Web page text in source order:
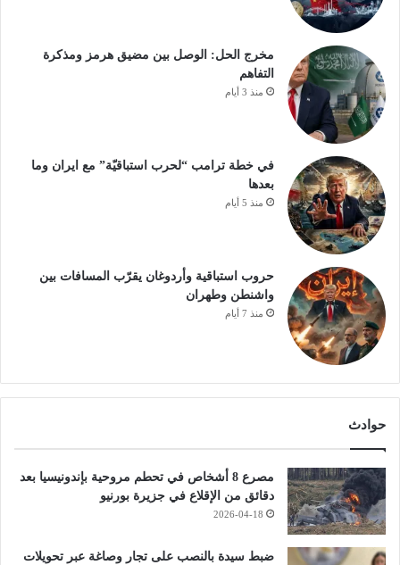
مخرج الحل: الوصل بين مضيق هرمز ومذكرة
التفاهم
منذ 3 أيام
في خطة ترامب “لحرب استباقيّة” مع ايران وما
بعدها
منذ 5 أيام
حروب استباقية وأردوغان يقرّب المسافات بين
واشنطن وطهران
منذ 7 أيام
حوادث
مصرع 8 أشخاص في تحطم مروحية بإندونيسيا بعد
دقائق من الإقلاع في جزيرة بورنيو
2026-04-18
ضبط سيدة بالنصب على تجار وصاغة عبر تحويلات